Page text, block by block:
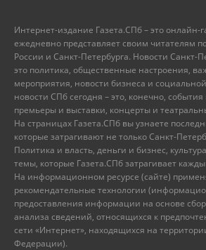
Интернет-издание Газета.СПб – это онлайн-
ежедневно представляет своим читателям
России и Санкт-Петербурга. Новости Санкт-
это политика, общественные настроения,
мероприятия, новости бизнеса и
новости СПб сегодня – это, конечно, события
премьеры и выставки, концерты и
На страницах Газета.СПб вы узнаете
которые затрагивают не только Санкт-
Политика и власть, деньги и бизнес,
темы, которые Газета.СПб затрагивает
На информационном ресурсе (сайте)
рекомендательные технологии
предоставления информации на основе
анализа сведений, относящихся к
сети «Интернет», находящихся на
Федерации).